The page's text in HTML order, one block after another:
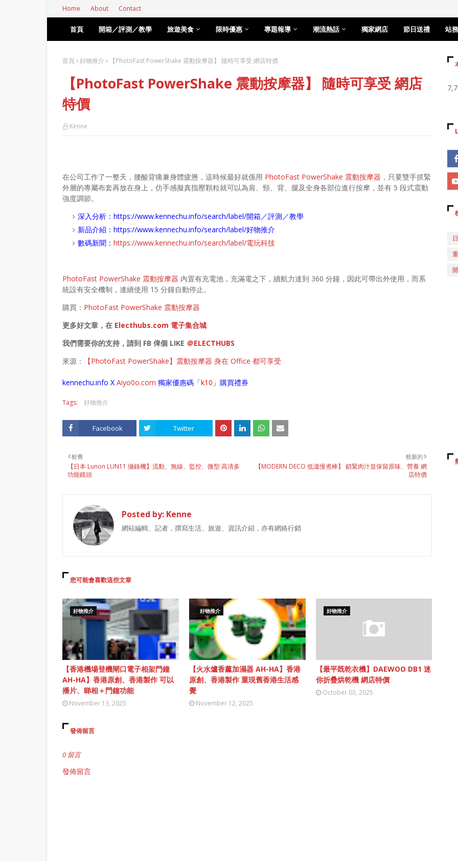
Home About Contact
首頁 開箱／評測／教學 旅遊美食 限時優惠 專題報導 潮流熱話 獨家網店 節日送禮 站
首頁 好物推介 【PhotoFast PowerShake 震動按摩器】 隨時可享受 網店特價
【PhotoFast PowerShake 震動按摩器】 隨時可享受 網店
特價
Kenne
在公司工作了一整天，腰酸背痛兼身體疲憊，這時候最好就係用 PhotoFast PowerShake 震動按摩器 ，只要雙手抓緊
外層的專屬布套再放在身上，仿手感擬真指壓顆粒就可以為肩、頸、背、腿及全身各部位進行按摩，並有 5 段式震動
強度調節。
深入分析： https://www.kennechu.info/search/label/開箱／評測／教學
新品介紹： https://www.kennechu.info/search/label/好物推介
數碼新聞： https://www.kennechu.info/search/label/電玩科技
PhotoFast PowerShake 震動按摩器 內置有充電池，充滿電之下，續航力達到 360 分鐘，因此可帶出外使用，而系
統設有安全機制，連續使用 15 分鐘自動停止。
購買： PhotoFast PowerShake 震動按摩器
更多好文章，在 Electhubs.com 電子集合城
我們需要你的支持，請到 FB 俾個 LIKE ＠ELECTHUBS
來源：
【PhotoFast PowerShake】震動按摩器 身在 Office 都可享受
kennechu.info X Aiyo0o.com 獨家優惠碼「k10 」購買禮券
Tags: 好物推介
Facebook Twitter
較新的
【MODERN DECO 低溫慢煮棒】 鎖緊肉汁並保留原味、營養 網
店特價
較舊
【日本 Lunon LUN11 攝錄機】流動、無線、監控、微型 高清多
功能鏡頭
Posted by: Kenne
網站編輯、記者，撰寫生活、旅遊、資訊介紹，亦有網絡行銷
您可能會喜歡這些文章
好物推介
【香港機場登機閘口電子相架門鐘
AH-HA】香港原創、香港製作 可以
播片、睇相＋門鐘功能
November 13, 2025
好物推介
【火水爐香薰加濕器 AH-HA】香港
原創、香港製作 重現舊香港生活感
覺
November 12, 2025
好物推介
【最平既乾衣機】DAEWOO DB1 迷
你折疊烘乾機 網店特價
October 03, 2025
發佈留言
0 留言
發佈留言